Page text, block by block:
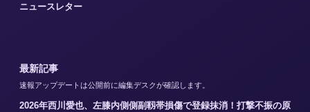
ニュースレター
最新記事
速報アップデートは公開前に編集デスクが確認します。
2026年西川愛也、左膝内側側副靱帯損傷で登録抹消！打撃不振の原